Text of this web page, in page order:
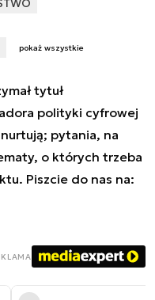
pokaż wszystkie
tytuł
polityki cyfrowej
pytania, na
o których trzeba
Piszcie do nas na: